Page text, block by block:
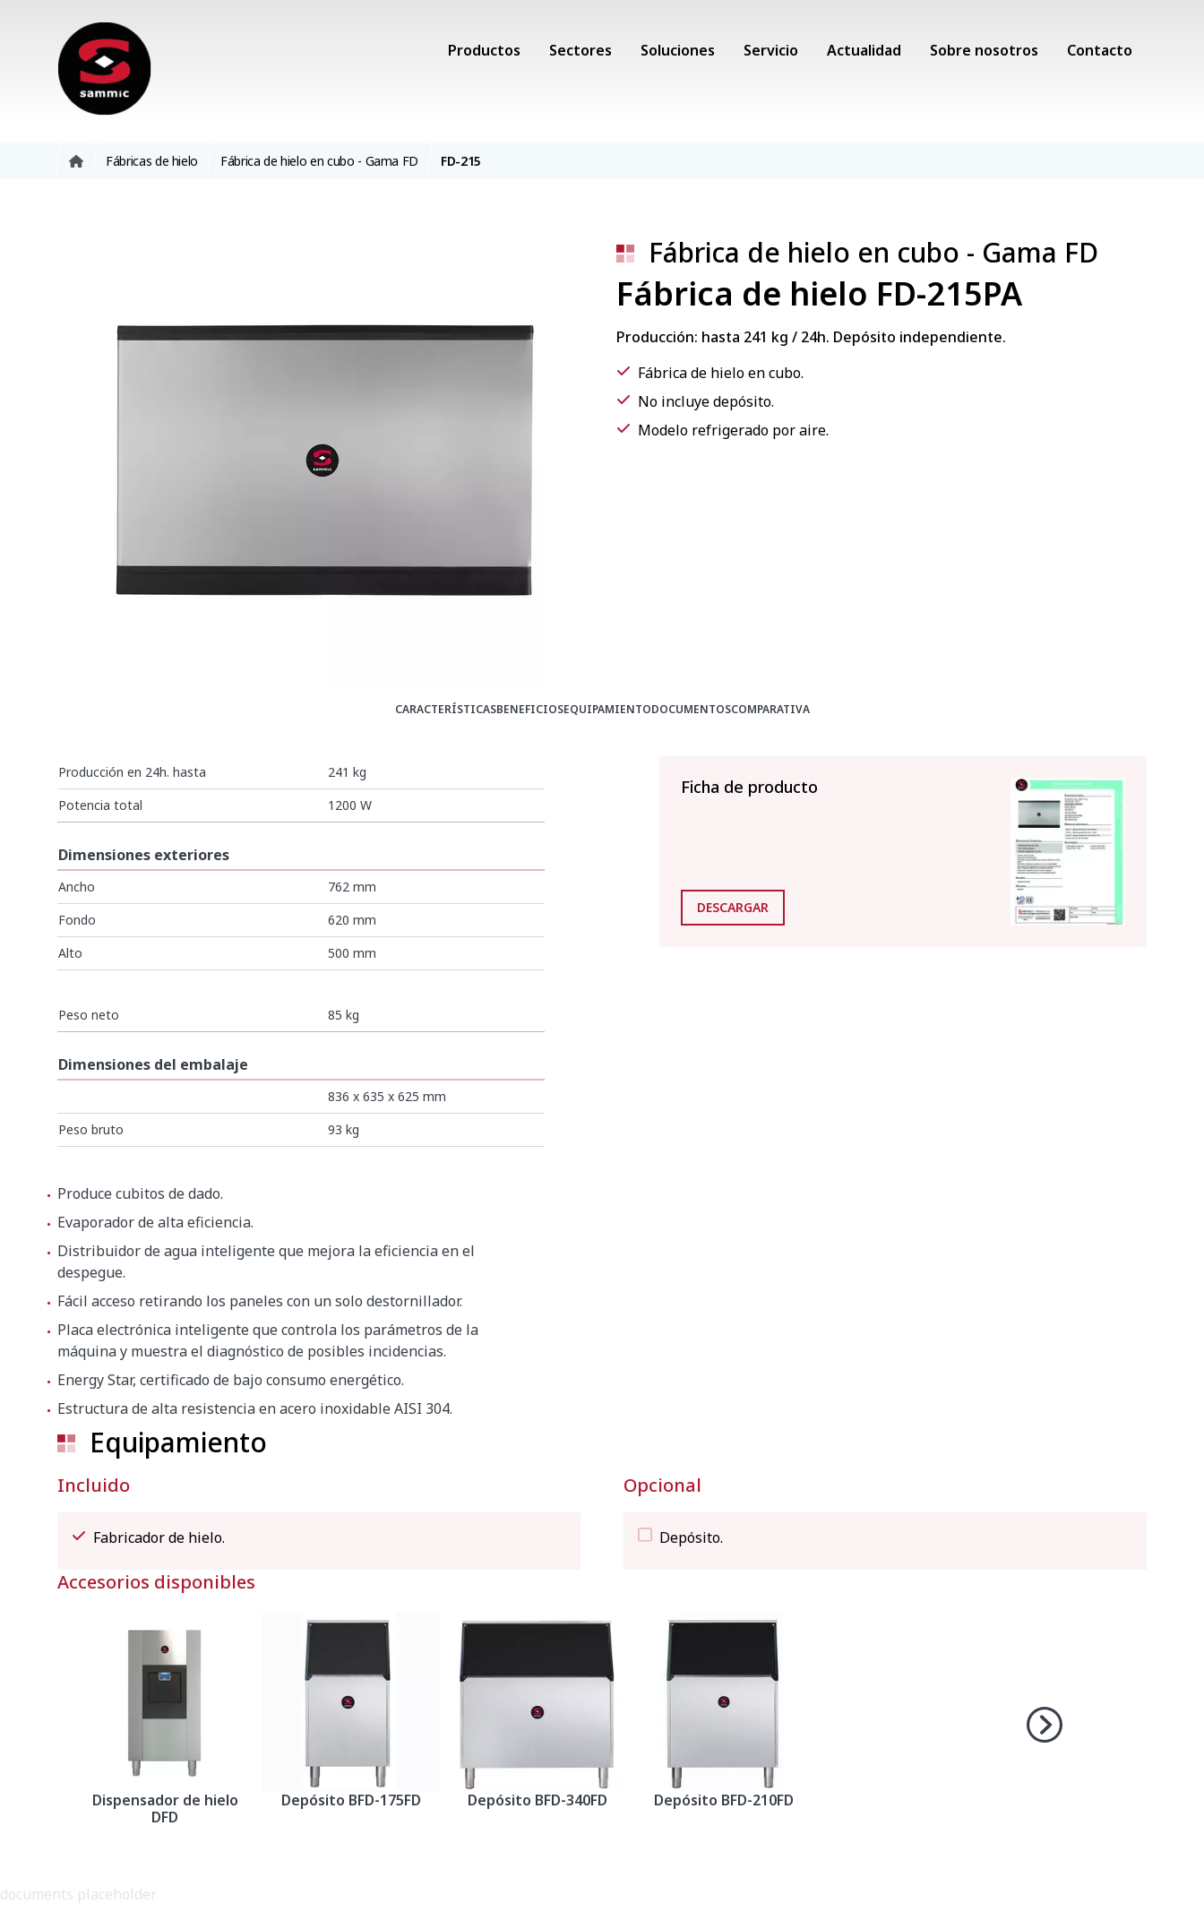
Productos Sectores Soluciones Servicio Actualidad Sobre nosotros Contacto
Fábricas de hielo Fábrica de hielo en cubo - Gama FD FD-215
Fábrica de hielo en cubo - Gama FD
Fábrica de hielo FD-215PA
Producción: hasta 241 kg / 24h. Depósito independiente.
Fábrica de hielo en cubo.
No incluye depósito.
Modelo refrigerado por aire.
CARACTERÍSTICASBENEFICIOSEQUIPAMIENTODOCUMENTOSCOMPARATIVA
Producción en 24h. hasta
241 kg
Potencia total
1200 W
Dimensiones exteriores
Ancho
762 mm
Fondo
620 mm
Alto
500 mm
Peso neto 85 kg
Dimensiones del embalaje
836 x 635 x 625 mm
Peso bruto
93 kg
Ficha de producto
DESCARGAR
Produce cubitos de dado.
Evaporador de alta eficiencia.
Distribuidor de agua inteligente que mejora la eficiencia en el
despegue.
Fácil acceso retirando los paneles con un solo destornillador.
Placa electrónica inteligente que controla los parámetros de la
máquina y muestra el diagnóstico de posibles incidencias.
Energy Star, certificado de bajo consumo energético.
Estructura de alta resistencia en acero inoxidable AISI 304.
Equipamiento
Incluido
Fabricador de hielo.
Opcional
Depósito.
Accesorios disponibles
Dispensador de hielo
DFD
Depósito BFD-175FD Depósito BFD-340FD Depósito BFD-210FD
documents placeholder